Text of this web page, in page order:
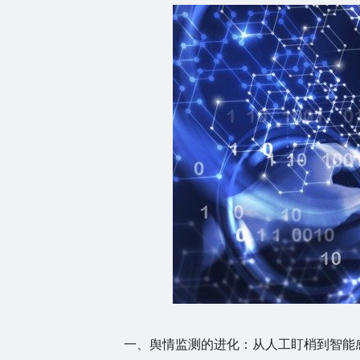
一、舆情监测的进化：从人工盯梢到智能